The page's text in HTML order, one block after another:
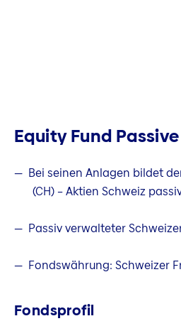
Equity Fund Passive
Bei seinen Anlagen bildet
(CH) – Aktien Schweiz
Passiv verwalteter
Fondswährung: Schweizer
Fondsprofil